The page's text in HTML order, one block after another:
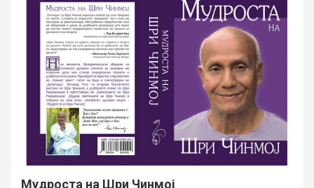
Мудроста на Шри Чинмој